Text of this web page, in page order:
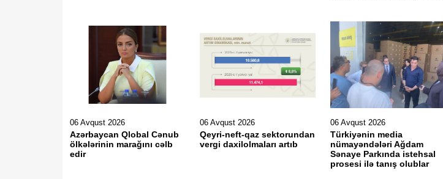
06 Avqust 2026
Azərbaycan Qlobal Cənub
ölkələrinin marağını cəlb
edir
06 Avqust 2026
Qeyri-neft-qaz sektorundan
vergi daxilolmaları artıb
06 Avqust 2026
Türkiyənin media
nümayəndələri Ağdam
Sənaye Parkında istehsal
prosesi ilə tanış olublar